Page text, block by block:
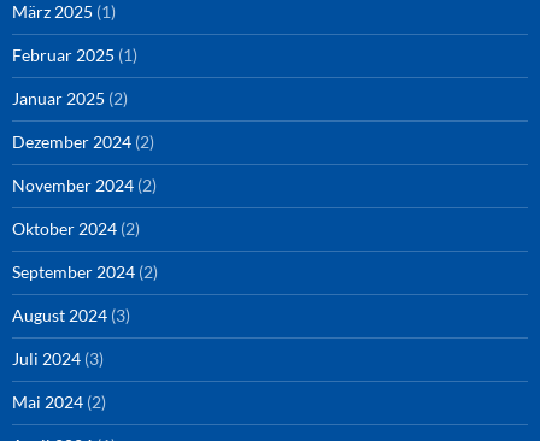
März 2025 (1)
Februar 2025 (1)
Januar 2025 (2)
Dezember 2024 (2)
November 2024 (2)
Oktober 2024 (2)
September 2024 (2)
August 2024 (3)
Juli 2024 (3)
Mai 2024 (2)